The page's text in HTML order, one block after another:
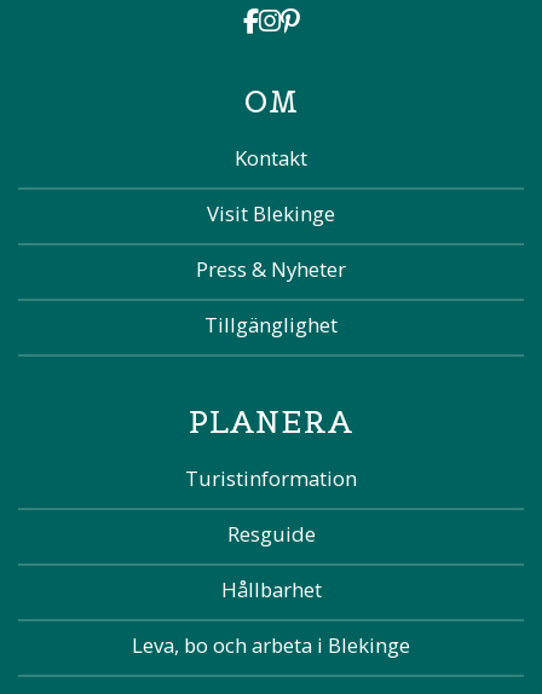
OM
Kontakt
Visit Blekinge
Press & Nyheter
Tillgänglighet
PLANERA
Turistinformation
Resguide
Hållbarhet
Leva, bo och arbeta i Blekinge